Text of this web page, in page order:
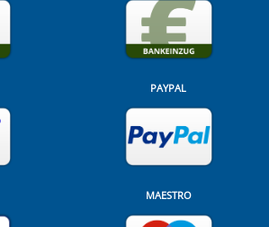
PAYPAL
MAESTRO